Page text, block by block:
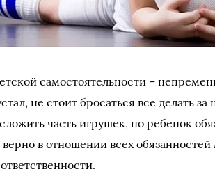
самостоятельности –
не стоит бросаться все делать
часть игрушек, но ребенок
верно в отношении всех